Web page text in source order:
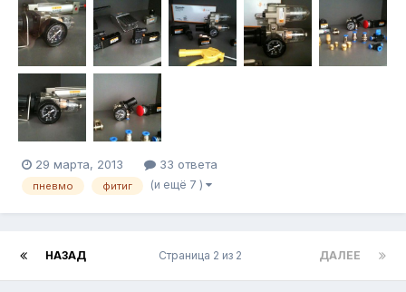
пневмооборудование является взаимозаменяемым с
изделиями фирм "FESTO", "SMC", "Pnevmolux", "Camozzi",
"Parker", "TECO Pneumatic" и др. Список оборудован...
29 марта, 2013 33 ответа
пневмо фитиг (и ещё 7 )
НАЗАД ДАЛЕЕ
Страница 2 из 2